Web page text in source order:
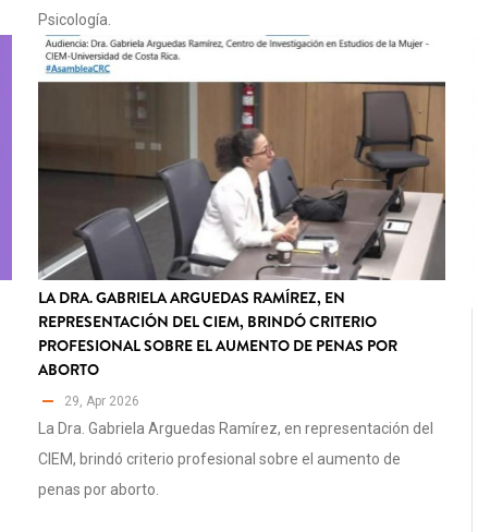
Psicología.
LA DRA. GABRIELA ARGUEDAS RAMÍREZ, EN
REPRESENTACIÓN DEL CIEM, BRINDÓ CRITERIO
PROFESIONAL SOBRE EL AUMENTO DE PENAS POR
ABORTO
29, Apr 2026
La Dra. Gabriela Arguedas Ramírez, en representación del
CIEM, brindó criterio profesional sobre el aumento de
penas por aborto.